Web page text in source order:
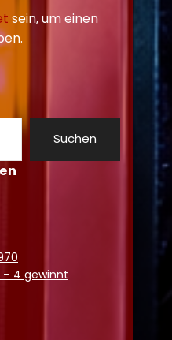
sein, um einen
Suchen
– 4 gewinnt